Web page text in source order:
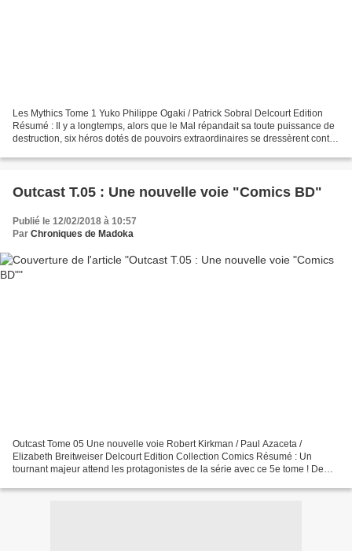
Les Mythics Tome 1 Yuko Philippe Ogaki / Patrick Sobral Delcourt Edition
Résumé : Il y a longtemps, alors que le Mal répandait sa toute puissance de
destruction, six héros dotés de pouvoirs extraordinaires se dressèrent contre
Outcast T.05 : Une nouvelle voie "Comics BD"
Publié le 12/02/2018 à 10:57
Par Chroniques de Madoka
Outcast Tome 05 Une nouvelle voie Robert Kirkman / Paul Azaceta /
Elizabeth Breitweiser Delcourt Edition Collection Comics Résumé : Un
tournant majeur attend les protagonistes de la série avec ce 5e tome ! De